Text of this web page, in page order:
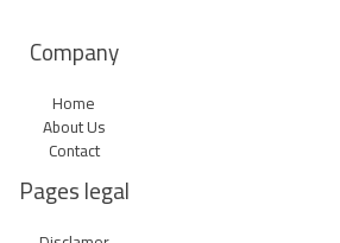
Company
Home
About Us
Contact
Pages legal